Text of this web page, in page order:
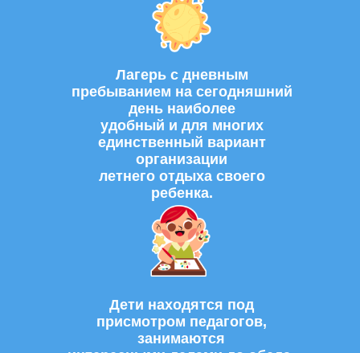
Лагерь с дневным
пребыванием на сегодняшний
день наиболее
удобный и для многих
единственный вариант
организации
летнего отдыха своего
ребенка.
Дети находятся под
присмотром педагогов,
занимаются